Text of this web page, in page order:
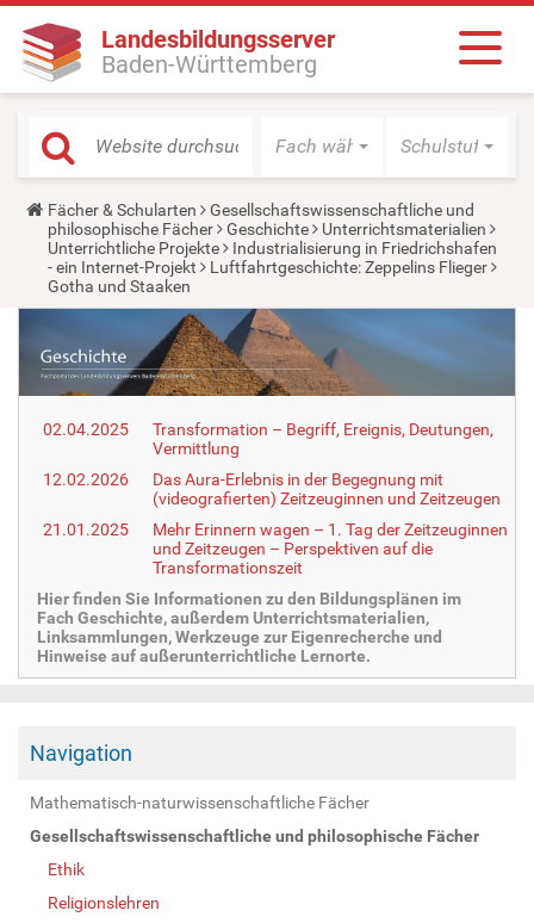
Landesbildungsserver
Baden-Württemberg
Fach wählen Schulstufe
Y
o
u
a
r
e
r
e
:
Fächer & Schularten
Gesellschaftswissenschaftliche und
philosophische Fächer
Geschichte
Unterrichtsmaterialien
Unterrichtliche Projekte
Industrialisierung in Friedrichshafen
- ein Internet-Projekt
Luftfahrtgeschichte: Zeppelins Flieger
Gotha und Staaken
02.04.2025
Transformation – Begriff, Ereignis, Deutungen,
Vermittlung
12.02.2026
Das Aura-Erlebnis in der Begegnung mit
(videografierten) Zeitzeuginnen und Zeitzeugen
21.01.2025
Mehr Erinnern wagen – 1. Tag der Zeitzeuginnen
und Zeitzeugen – Perspektiven auf die
Transformationszeit
Hier finden Sie Informationen zu den Bildungsplänen im
Fach Geschichte, außerdem Unterrichtsmaterialien,
Linksammlungen, Werkzeuge zur Eigenrecherche und
Hinweise auf außerunterrichtliche Lernorte.
Navigation
Mathematisch-naturwissenschaftliche Fächer
Gesellschaftswissenschaftliche und philosophische Fächer
Ethik
Religionslehren